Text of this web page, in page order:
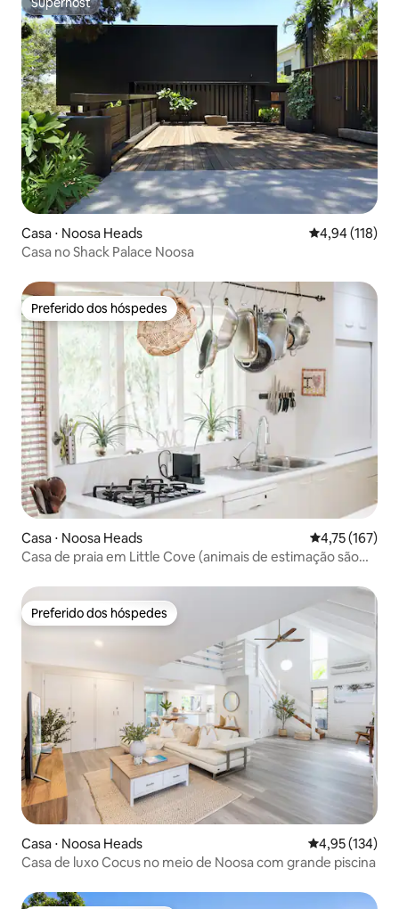
Superhost
Casa ⋅ Noosa Heads 4,94 de uma
4,94 (118)
Casa no Shack Palace Noosa
Preferido dos hóspedes
Preferido dos hóspedes
Casa ⋅ Noosa Heads 4,75 de uma
4,75 (167)
Casa de praia em Little Cove (animais de estimação são
Preferido dos hóspedes
Preferido dos hóspedes
Casa ⋅ Noosa Heads 4,95 de uma
4,95 (134)
Casa de luxo Cocus no meio de Noosa com grande piscina